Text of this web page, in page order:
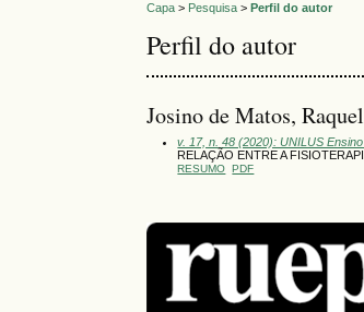
Capa > Pesquisa >Perfil do autor
Perfil do autor
Josino de Matos,
v. 17, n. 48 (2020): UNILUS
RELAÇÃO ENTRE A
RESUMO PDF